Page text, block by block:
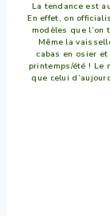
La tendance est
En effet, on
modèles que l’on
Même la
cabas en osier
printemps/été ! Le
que celui